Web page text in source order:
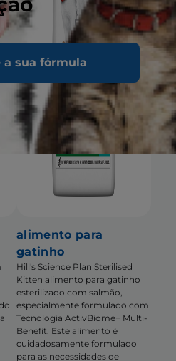
a sua fórmula
alimento para
gatinho
Hill's Science Plan Sterilised
Kitten alimento para gatinho
esterilizado com salmão,
especialmente formulado com
Tecnologia ActivBiome+ Multi-
Benefit. Este alimento é
cuidadosamente formulado
para as necessidades de